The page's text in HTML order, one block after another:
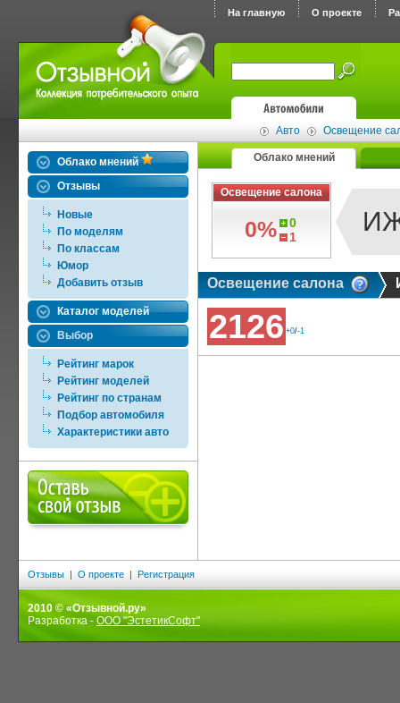
На главную О проекте
Авто Освещение
Облако мнений
Отзывы
Новые
По моделям
По классам
Юмор
Добавить отзыв
Каталог моделей
Выбор
Рейтинг марок
Рейтинг моделей
Рейтинг по странам
Подбор автомобиля
Характеристики авто
Облако мнений
Освещение салона
0%
0
1
Освещение салона
2126 +0/-1
Отзывы | О проекте | Регистрация
2010 © «Отзывной.ру»
Разработка - ООО "ЭстетикСофт"